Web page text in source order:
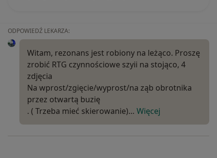
ODPOWIEDŹ LEKARZA:
Witam, rezonans jest robiony na leżąco. Proszę
zrobić RTG czynnościowe szyii na stojąco, 4
zdjęcia
Na wprost/zgięcie/wyprost/na ząb obrotnika
przez otwartą buzię
. ( Trzeba mieć skierowanie)… Więcej